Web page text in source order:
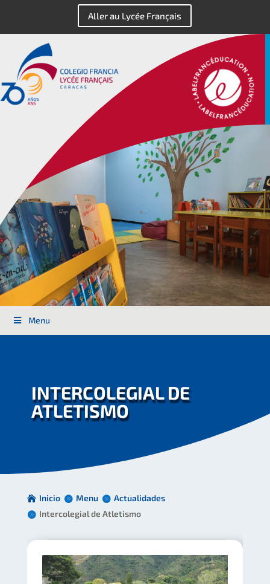
Aller au Lycée Français
Menu
INTERCOLEGIAL DE
ATLETISMO
Inicio Menu
Actualidades
Intercolegial de Atletismo